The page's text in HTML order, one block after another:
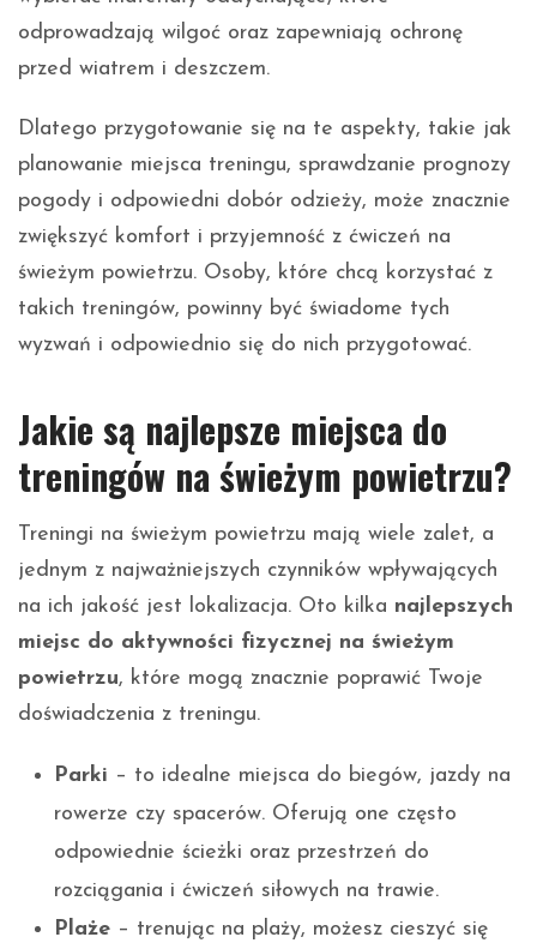
odprowadzają wilgoć oraz zapewniają ochronę
przed wiatrem i deszczem.
Dlatego przygotowanie się na te aspekty, takie jak
planowanie miejsca treningu, sprawdzanie prognozy
pogody i odpowiedni dobór odzieży, może znacznie
zwiększyć komfort i przyjemność z ćwiczeń na
świeżym powietrzu. Osoby, które chcą korzystać z
takich treningów, powinny być świadome tych
wyzwań i odpowiednio się do nich przygotować.
Jakie są najlepsze miejsca do
treningów na świeżym powietrzu?
Treningi na świeżym powietrzu mają wiele zalet, a
jednym z najważniejszych czynników wpływających
na ich jakość jest lokalizacja. Oto kilka najlepszych
miejsc do aktywności fizycznej na świeżym
powietrzu, które mogą znacznie poprawić Twoje
doświadczenia z treningu.
Parki – to idealne miejsca do biegów, jazdy na
rowerze czy spacerów. Oferują one często
odpowiednie ścieżki oraz przestrzeń do
rozciągania i ćwiczeń siłowych na trawie.
Plaże – trenując na plaży, możesz cieszyć się